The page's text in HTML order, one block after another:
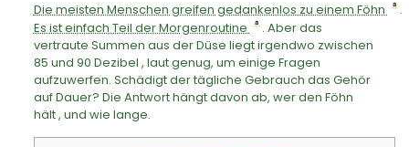
Die meisten Menschen greifen gedankenlos zu einem Föhn
.
Es ist einfach Teil der Morgenroutine
. Aber das
vertraute Summen aus der Düse liegt irgendwo zwischen
85 und 90 Dezibel , laut genug, um einige Fragen
aufzuwerfen. Schädigt der tägliche Gebrauch das Gehör
auf Dauer? Die Antwort hängt davon ab, wer den Föhn
hält , und wie lange.